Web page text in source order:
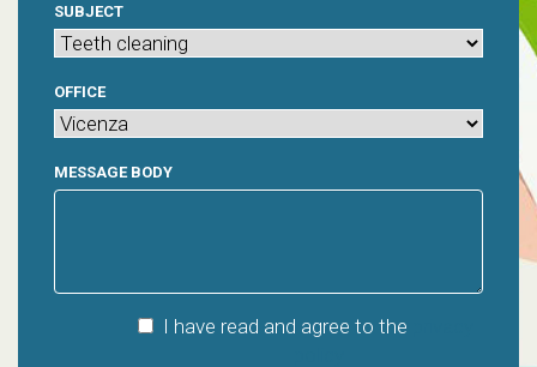
SUBJECT
OFFICE
MESSAGE BODY
I have read and agree to the